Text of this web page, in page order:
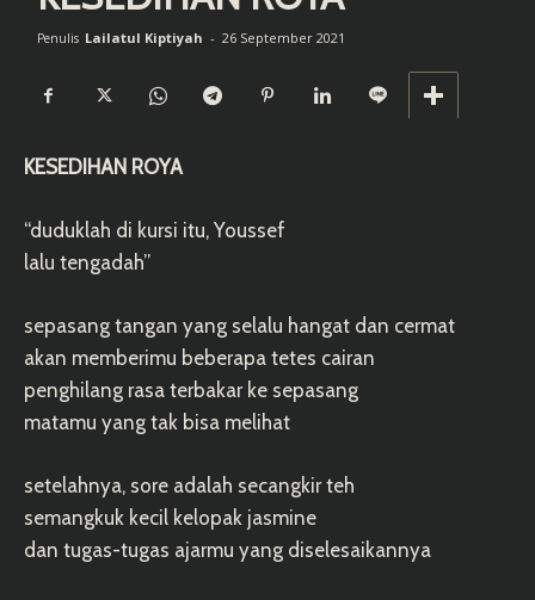
Penulis Lailatul Kiptiyah - 26 September 2021
KESEDIHAN ROYA
“duduklah di kursi itu, Youssef
lalu tengadah”
sepasang tangan yang selalu hangat dan cermat
akan memberimu beberapa tetes cairan
penghilang rasa terbakar ke sepasang
matamu yang tak bisa melihat
setelahnya, sore adalah secangkir teh
semangkuk kecil kelopak jasmine
dan tugas-tugas ajarmu yang diselesaikannya